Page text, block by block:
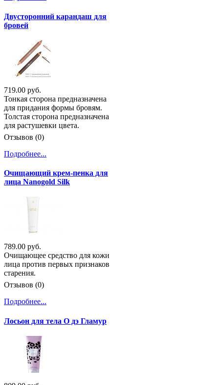
Двусторонний карандаш для
бровей
719.00 руб.
Тонкая сторона предназначена
для придания формы бровям.
Толстая сторона предназначена
для растушевки цвета.
Отзывов (0)
Подробнее...
Очищающий крем-пенка для
лица Nanogold Silk
789.00 руб.
Очищающее средство для кожи
лица против первых признаков
старения.
Отзывов (0)
Подробнее...
Лосьон для тела О дэ Гламур